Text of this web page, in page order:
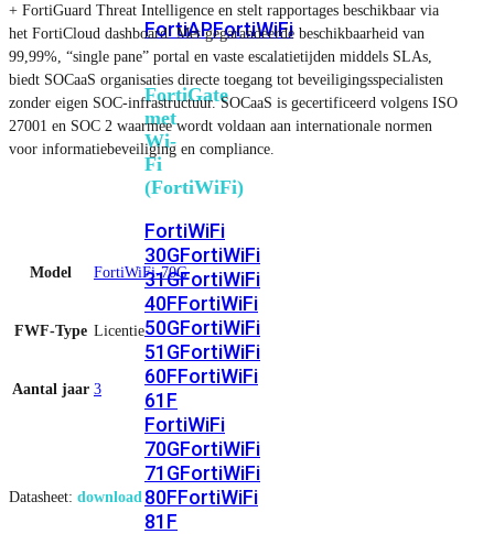
FortiAPFortiWiFi
FortiGate
met
Wi-
Fi
(FortiWiFi)
FortiWiFi
30GFortiWiFi
31GFortiWiFi
40FFortiWiFi
50GFortiWiFi
51GFortiWiFi
60FFortiWiFi
61F
FortiWiFi
70GFortiWiFi
71GFortiWiFi
80FFortiWiFi
81F
+ FortiGuard Threat Intelligence en stelt rapportages beschikbaar via
het FortiCloud dashboard. Met gegarandeerde beschikbaarheid van
99,99%, “single pane” portal en vaste escalatietijden middels SLAs,
biedt SOCaaS organisaties directe toegang tot beveiligingsspecialisten
zonder eigen SOC-infrastructuur. SOCaaS is gecertificeerd volgens ISO
27001 en SOC 2 waarmee wordt voldaan aan internationale normen
voor informatiebeveiliging en compliance.
Model FortiWiFi-70G
FWF-Type Licentie
Aantal jaar 3
Datasheet: download